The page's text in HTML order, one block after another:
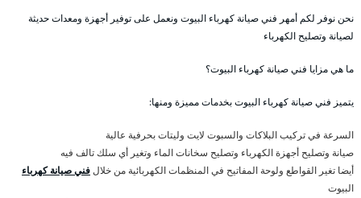
نحن نوفر لكم أمهر فني صيانة كهرباء البيوت ونعمل على توفير أجهزة ومعدات حديثة
لصيانة وتصليح الكهرباء
ما هي مزايا فني صيانة كهرباء البيوت؟
يتميز فني صيانة كهرباء البيوت بخدمات مميزة ومنها:
السرعة في تركيب البلاكات والسبوت لايت وليتات بحرفية عالية
صيانة وتصليح أجهزة الكهرباء وتصليح سخانات الماء وتغير أي سلك تالف فيه
أيضا تغير القواطع ولوحة المفاتيح في المنظمات الكهربائية من خلالفني صيانة كهرباء
البيوت